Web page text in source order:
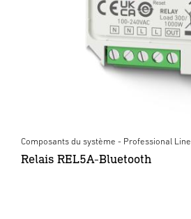
Composants du système - Professional Line
Relais REL5A-Bluetooth